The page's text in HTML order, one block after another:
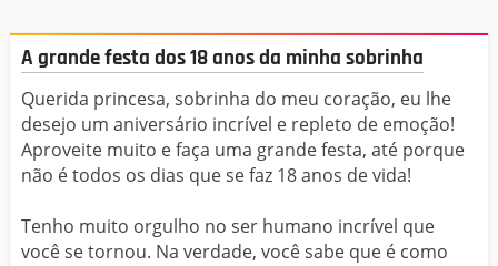
A grande festa dos 18 anos da minha sobrinha
Querida princesa, sobrinha do meu coração, eu lhe
desejo um aniversário incrível e repleto de emoção!
Aproveite muito e faça uma grande festa, até porque
não é todos os dias que se faz 18 anos de vida!
Tenho muito orgulho no ser humano incrível que
você se tornou. Na verdade, você sabe que é como